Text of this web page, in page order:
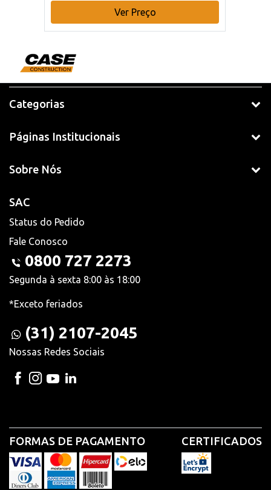
Ver Preço
Categorias
Páginas Institucionais
Sobre Nós
SAC
Status do Pedido
Fale Conosco
0800 727 2273
Segunda à sexta 8:00 às 18:00
*Exceto feriados
(31) 2107-2045
Nossas Redes Sociais
FORMAS DE PAGAMENTO CERTIFICADOS